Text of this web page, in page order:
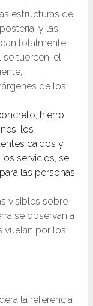
estructuras de
y las
totalmente
tuercen, el
de los
hierro
los
caídos y
servicios, se
las personas
visibles sobre
se observan a
vuelan por los
la referencia